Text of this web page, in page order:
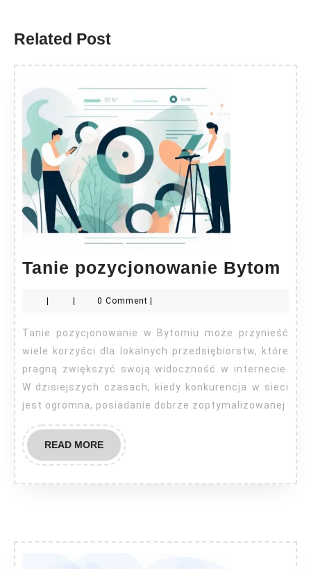
Related Post
Tanie pozycjonowanie Bytom
0 Comment
Tanie pozycjonowanie w Bytomiu może przynieść
wiele korzyści dla lokalnych przedsiębiorstw, które
pragną zwiększyć swoją widoczność w internecie.
W dzisiejszych czasach, kiedy konkurencja w sieci
jest ogromna, posiadanie dobrze zoptymalizowanej
READ MOREREAD
MORE